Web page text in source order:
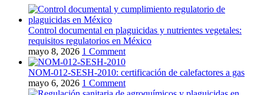
Control documental en plaguicidas y nutrientes vegetales:
requisitos regulatorios en México
mayo 8, 2026 1 Comment
NOM-012-SESH-2010: certificación de calefactores a gas
mayo 6, 2026 1 Comment